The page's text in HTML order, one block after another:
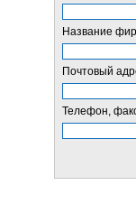
Название
Почтовый
Телефон,